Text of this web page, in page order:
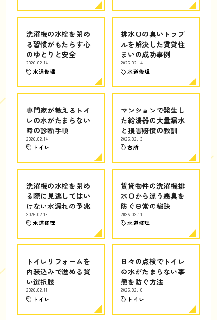
洗濯機の水栓を閉め
る習慣がもたらす心
のゆとりと安全
2026.02.14
水道修理
排水口の臭いトラブ
ルを解決した賃貸住
まいの成功事例
2026.02.14
水道修理
専門家が教えるトイ
レの水がたまらない
時の診断手順
2026.02.14
トイレ
マンションで発生し
た給湯器の大量漏水
と損害賠償の教訓
2026.02.13
台所
洗濯機の水栓を閉め
る際に見逃してはい
けない水漏れの予兆
2026.02.12
水道修理
賃貸物件の洗濯機排
水口から漂う悪臭を
防ぐ日常の秘訣
2026.02.11
水道修理
トイレリフォームを
内装込みで進める賢
い選択肢
2026.02.11
トイレ
日々の点検でトイレ
の水がたまらない事
態を防ぐ方法
2026.02.10
トイレ